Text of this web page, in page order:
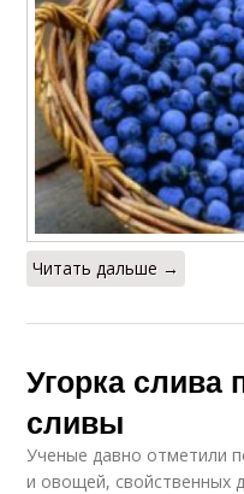
Польза для
Польза от меда
Читать дальше →
Угорка слива
сливы
Ученые давно отметили
и овощей, свойственных